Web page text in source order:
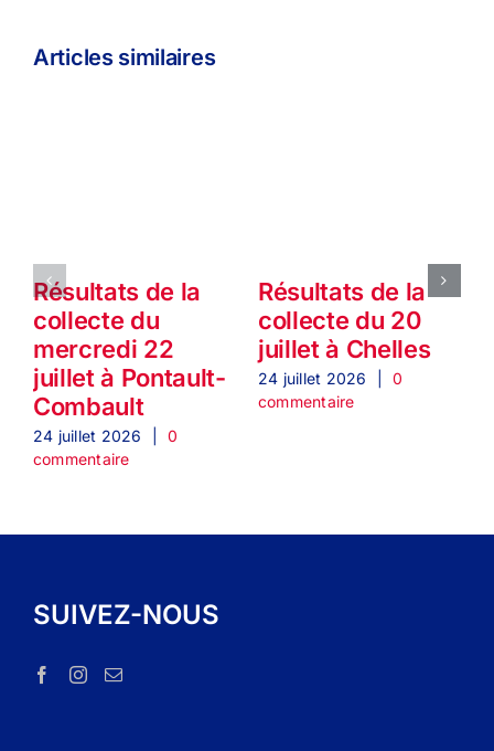
Articles similaires
Résultats de la
collecte du
mercredi 22
juillet à Pontault-
Combault
24 juillet 2026
0
commentaire
Résultats de la
collecte du 20
juillet à Chelles
24 juillet 2026
0
commentaire
SUIVEZ-NOUS